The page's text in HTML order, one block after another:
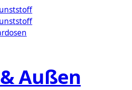
Außen